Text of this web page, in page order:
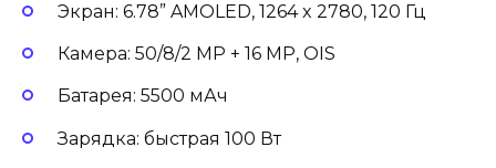
Экран: 6.78” AMOLED, 1264 x 2780, 120 Гц
Камера: 50/8/2 MP + 16 MP, OIS
Батарея: 5500 мАч
Зарядка: быстрая 100 Вт